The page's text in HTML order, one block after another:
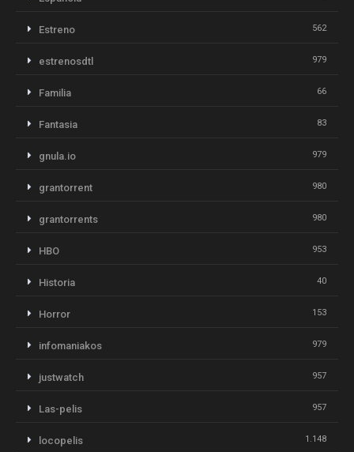
Estreno 562
estrenosdtl 979
Familia 66
Fantasia 83
gnula.io 979
grantorrent 980
grantorrents 980
HBO 953
Historia 40
Horror 153
infomaniakos 979
justwatch 957
Las-pelis 957
locopelis 1.148